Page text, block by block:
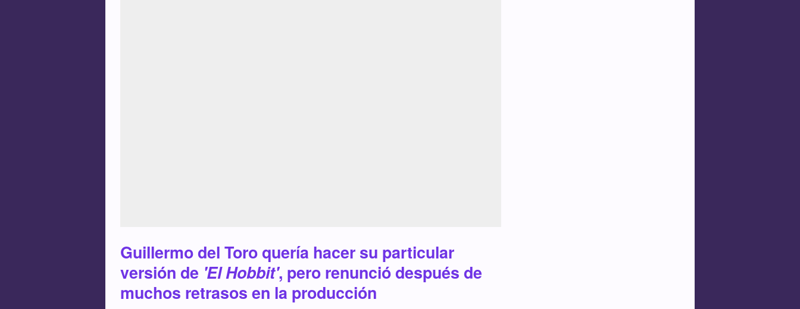
Guillermo del Toro quería hacer su particular
versión de 'El Hobbit', pero renunció después de
muchos retrasos en la producción